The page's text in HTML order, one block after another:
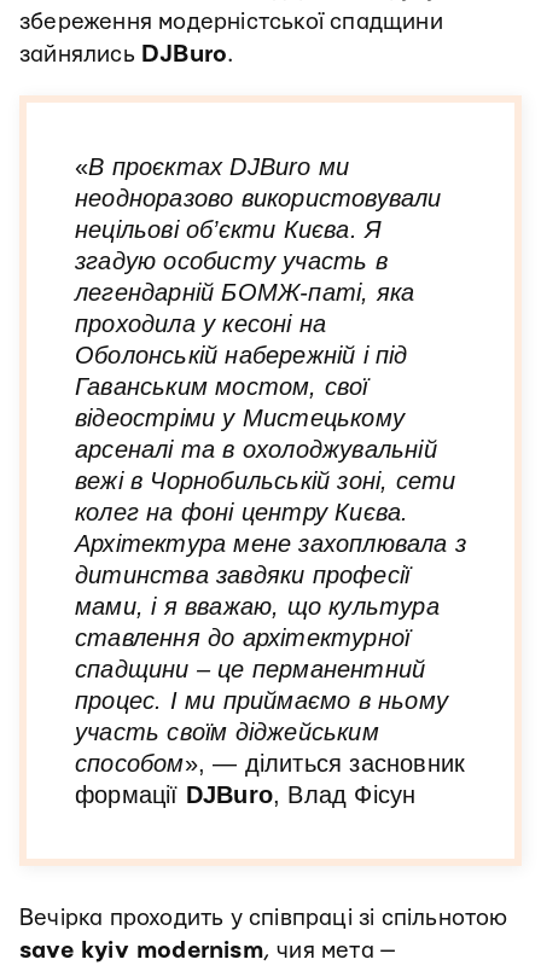
збереження модерністської спадщини
зайнялись DJBuro.
«В проєктах DJBuro ми
неодноразово використовували
нецільові об’єкти Києва. Я
згадую особисту участь в
легендарній БОМЖ-паті, яка
проходила у кесоні на
Оболонській набережній і під
Гаванським мостом, свої
відеостріми у Мистецькому
арсеналі та в охолоджувальній
вежі в Чорнобильській зоні, сети
колег на фоні центру Києва.
Архітектура мене захоплювала з
дитинства завдяки професії
мами, і я вважаю, що культура
ставлення до архітектурної
спадщини – це перманентний
процес. І ми приймаємо в ньому
участь своїм діджейським
способом», — ділиться засновник
формації DJBuro, Влад Фісун
Вечірка проходить у співпраці зі спільнотою
save kyiv modernism, чия мета —